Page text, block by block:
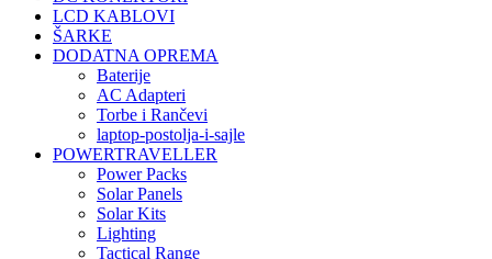
LCD KABLOVI
ŠARKE
DODATNA OPREMA
Baterije
AC Adapteri
Torbe i Rančevi
laptop-postolja-i-sajle
POWERTRAVELLER
Power Packs
Solar Panels
Solar Kits
Lighting
Tactical Range